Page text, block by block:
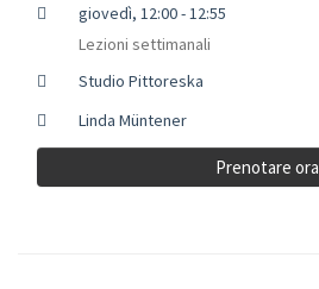
giovedì, 12:00 - 12:55
Lezioni settimanali
Studio Pittoreska
Linda Müntener
Prenotare ora